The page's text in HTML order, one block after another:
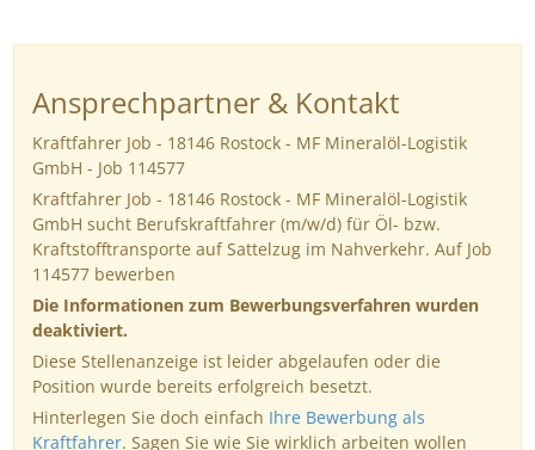
Ansprechpartner & Kontakt
Kraftfahrer Job - 18146 Rostock - MF Mineralöl-Logistik
GmbH - Job 114577
Kraftfahrer Job - 18146 Rostock - MF Mineralöl-Logistik
GmbH sucht Berufskraftfahrer (m/w/d) für Öl- bzw.
Kraftstofftransporte auf Sattelzug im Nahverkehr. Auf Job
114577 bewerben
Die Informationen zum Bewerbungsverfahren wurden
deaktiviert.
Diese Stellenanzeige ist leider abgelaufen oder die
Position wurde bereits erfolgreich besetzt.
Hinterlegen Sie doch einfach Ihre Bewerbung als
Kraftfahrer. Sagen Sie wie Sie wirklich arbeiten wollen